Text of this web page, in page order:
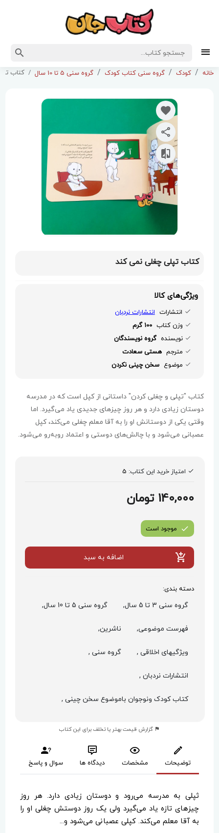
خانه کودک گروه سنی کتاب کودک گروه سنی 5 تا 10 سال کتاب
کتاب تپلی چغلی نمی کند
ویژگی‌های کالا
انتشارات انتشارات نردبان
وزن کتاب 100 گرم
نویسنده گروه نویسندگان
مترجم هستی سعادت
موضوع سخن چینی نکردن
کتاب "تپلی و چغلی کردن" داستانی از کپل است که در مدرسه
دوستان زیادی دارد و هر روز چیزهای جدیدی یاد می‌گیرد. اما
وقتی یکی از دوستانش او را به آقا معلم چغلی می‌کند، کپل
عصبانی می‌شود و با چالش‌های دوستی و اعتماد روبه‌رو می‌شود.
امتیاز خرید این کتاب: 5
140,000 تومان
موجود است
اضافه به سبد
دسته بندی:
گروه سنی 3 تا 5 سال, گروه سنی 5 تا 10 سال,
فهرست موضوعی, ناشرین,
ویژگیهای اخلاقی , گروه سنی ,
انتشارات نردبان ,
کتاب کودک ونوجوان باموضوع سخن چینی ,
گزارش قیمت بهتر یا تخلف برای این کتاب
توضیحات مشخصات دیدگاه ها سوال و پاسخ
ثپلی به مدرسه می‌رود و دوستان زيادی دارد. هر روز
چيزهای تازه ياد می‌گيرد ولی يک روز دوستش چغلی او را
به آقا معلم می‌كند. كپلی عصبانی می‌شود و...